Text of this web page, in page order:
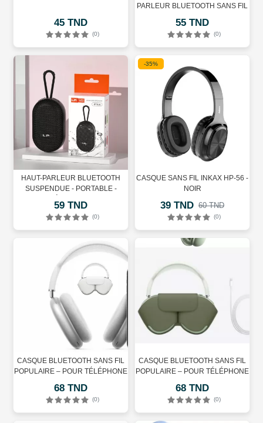
45 TND
(0)
PARLEUR BLUETOOTH SANS FIL
CARTE TF
55 TND
(0)
HAUT-PARLEUR BLUETOOTH
SUSPENDUE - PORTABLE -
59 TND
(0)
-35%
CASQUE SANS FIL INKAX HP-56 -
NOIR
39 TND 60 TND
(0)
CASQUE BLUETOOTH SANS FIL
POPULAIRE – POUR TÉLÉPHONE
68 TND
(0)
CASQUE BLUETOOTH SANS FIL
POPULAIRE – POUR TÉLÉPHONE
68 TND
(0)